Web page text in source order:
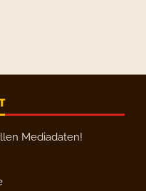
Mediadaten!